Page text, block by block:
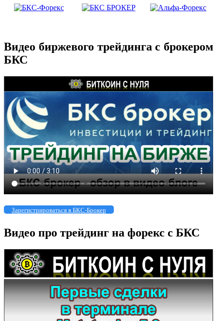
Видео биржевого трейдинга с брокером
БКС
Зарегистрироваться в БКС-Брокер
Видео про трейдинг на форекс с БКС